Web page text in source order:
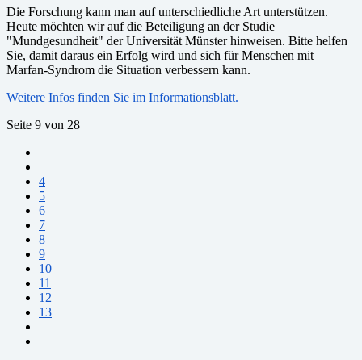
Die Forschung kann man auf unterschiedliche Art unterstützen.
Heute möchten wir auf die Beteiligung an der Studie
"Mundgesundheit" der Universität Münster hinweisen. Bitte helfen
Sie, damit daraus ein Erfolg wird und sich für Menschen mit
Marfan-Syndrom die Situation verbessern kann.
Weitere Infos finden Sie im Informationsblatt.
Seite 9 von 28
4
5
6
7
8
9
10
11
12
13